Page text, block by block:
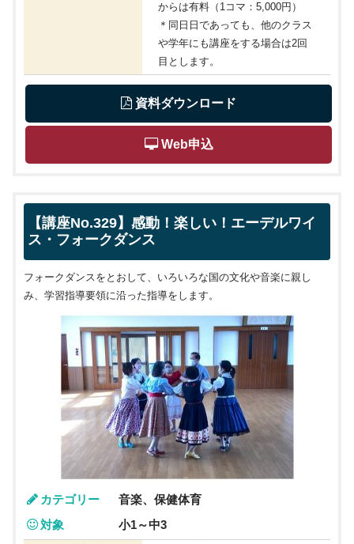
からは有料（1コマ：5,000円）
＊同日日であっても、他のクラス
や学年にも講座をする場合は2回
目とします。
資料ダウンロード
Web申込
【講座No.329】感動！楽しい！エーデルワイ
ス・フォークダンス
フォークダンスをとおして、いろいろな国の文化や音楽に親し
み、学習指導要領に沿った指導をします。
カテゴリー
音楽、保健体育
対象
小1～中3